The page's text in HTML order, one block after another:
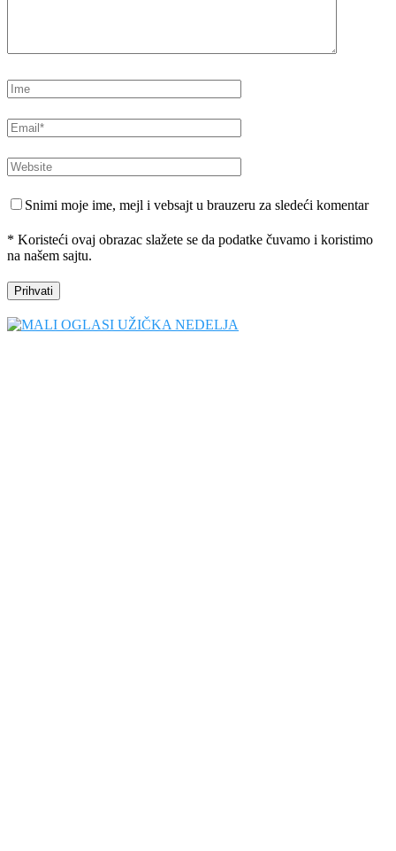
Snimi moje ime, mejl i vebsajt u brauzeru za sledeći komentar
* Koristeći ovaj obrazac slažete se da podatke čuvamo i koristimo
na našem sajtu.